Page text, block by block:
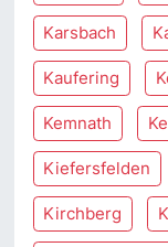
Karsbach
Kaufering
Kemnath
Kiefersfelden
Kirchberg